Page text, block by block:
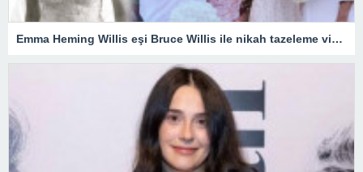
Emma Heming Willis eşi Bruce Willis ile nikah tazeleme videosunu yayınladı